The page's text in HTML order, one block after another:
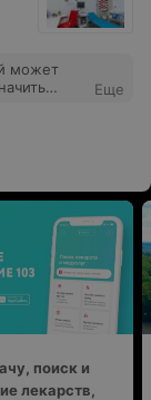
может
Еще
поиск и
лекарств,